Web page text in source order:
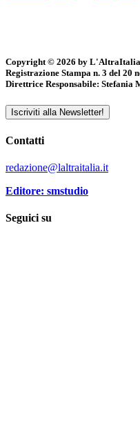
Copyright © 2026 by
Registrazione Stampa n. 3 del 20
Direttrice Responsabile: Stefania
Iscriviti alla Newsletter!
Contatti
redazione@laltraitalia.it
Editore: smstudio
Seguici su